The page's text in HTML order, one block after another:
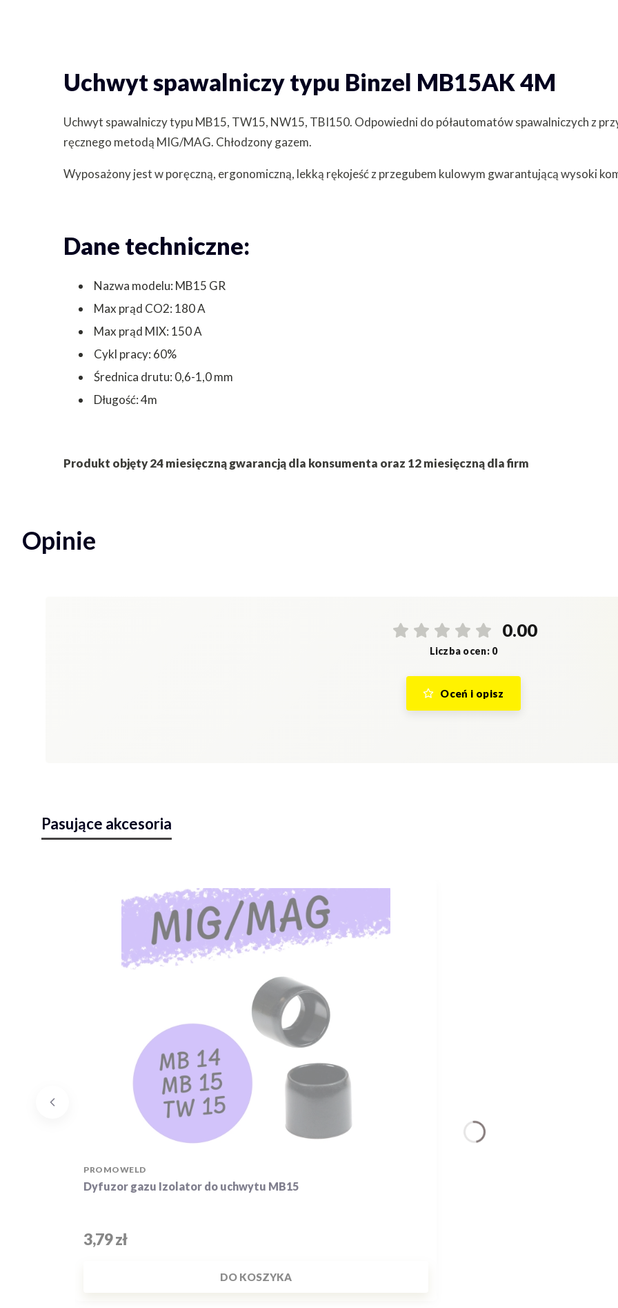
Uchwyt spawalniczy typu Binzel MB15AK 4M
Uchwyt spawalniczy typu MB15, TW15, NW15, TBI150. Odpowiedni do półautomatów spawalniczych z
ręcznego metodą MIG/MAG. Chłodzony gazem.
Wyposażony jest w poręczną, ergonomiczną, lekką rękojeść z przegubem kulowym gwarantującą wysoki
Dane techniczne:
Nazwa modelu: MB15 GR
Max prąd CO2: 180 A
Max prąd MIX: 150 A
Cykl pracy: 60%
Średnica drutu: 0,6-1,0 mm
Długość: 4m
Produkt objęty 24 miesięczną gwarancją dla konsumenta oraz 12 miesięczną dla firm
Opinie
0.00
Liczba ocen: 0
Oceń i opisz
Pasujące akcesoria
Dyfuzor gazu Izolator do uchwytu MB15
PRODUCENT
PROMOWELD
Cena
3,79 zł
DO KOSZYKA